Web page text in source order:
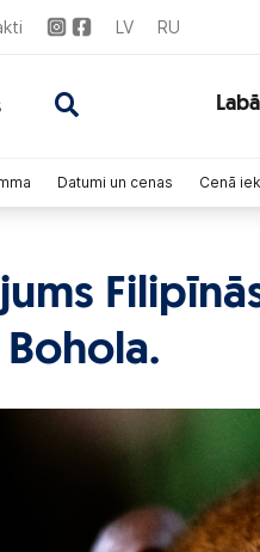
LV RU
Datumi un cenas Cenā